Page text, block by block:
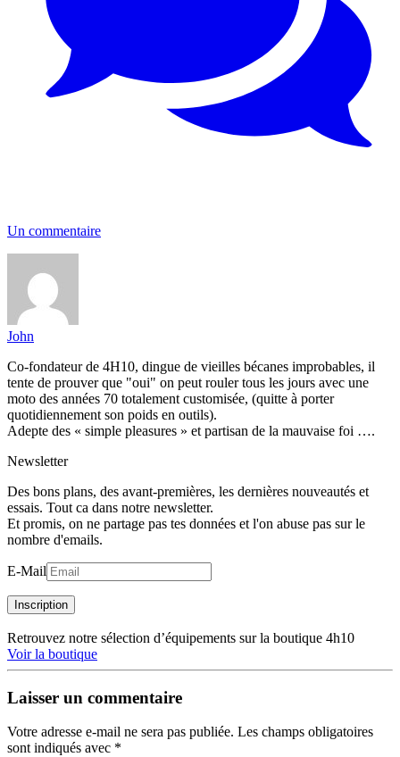
Un commentaire
John
Co-fondateur de 4H10, dingue de vieilles bécanes improbables, il
tente de prouver que "oui" on peut rouler tous les jours avec une
moto des années 70 totalement customisée, (quitte à porter
quotidiennement son poids en outils).
Adepte des « simple pleasures » et partisan de la mauvaise foi ….
Newsletter
Des bons plans, des avant-premières, les dernières nouveautés et
essais. Tout ca dans notre newsletter.
Et promis, on ne partage pas tes données et l'on abuse pas sur le
nombre d'emails.
E-Mail
Inscription
Retrouvez notre sélection d’équipements sur la boutique 4h10
Voir la boutique
Laisser un commentaire
Votre adresse e-mail ne sera pas publiée. Les champs obligatoires
sont indiqués avec *